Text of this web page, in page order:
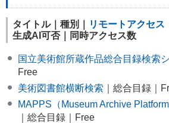
タイトル｜種別｜ リモートアクセ
生成AI可否｜同時アクセス数
国立美術館所蔵作品総合目録検索
Free
美術図書館横断検索 ｜総合目録｜
MAPPS（Museum Archive
｜総合目録｜Free